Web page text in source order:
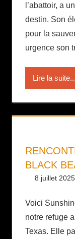
l’abattoir, a
destin. Son
pour la
urgence son
Lire la suite...
BLACK
8 juillet 2025
Voici
notre refuge
Texas. Elle